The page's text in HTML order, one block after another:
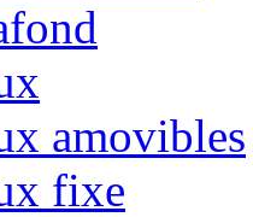
amovibles
fixe